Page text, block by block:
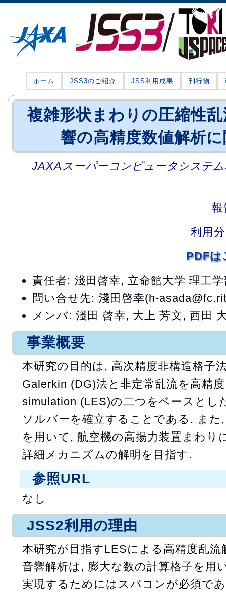
ホーム JSS3のご紹介 JSS利用成果 刊行物
複雑形状まわりの圧縮性
響の高精度数値解析
JAXAスーパーコンピュータシステ
報
利用
PDFは
責任者: 淺田啓幸, 立命館大学 理工
問い合せ先: 淺田啓幸(h-
メンバ: 淺田 啓幸, 大上 芳文, 西田
事業概要
本研究の目的は, 高次精度非構造格子
Galerkin (DG)法と非定常乱流を高精
simulation (LES)の二つをベースとし
ソルバーを確立することである. ま
を用いて, 航空機の高揚力装置まわり
詳細メカニズムの解明を目指す.
参照URL
なし
JSS2利用の理由
本研究が目指すLESによる高精度乱
音響解析は, 膨大な数の計算格子を用
実現するためにはスパコンが必須で